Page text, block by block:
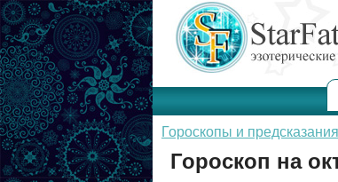
Гороскопы и
Гороскоп на